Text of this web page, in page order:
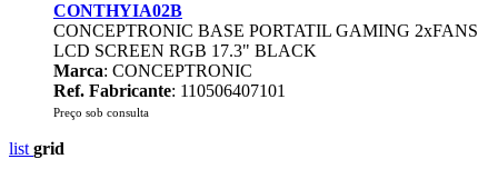
CONTHYIA02B
CONCEPTRONIC BASE PORTATIL GAMING 2xFANS
LCD SCREEN RGB 17.3" BLACK
Marca: CONCEPTRONIC
Ref. Fabricante: 110506407101
Preço sob consulta
list grid